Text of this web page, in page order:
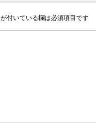
が付いている欄は必須項目です